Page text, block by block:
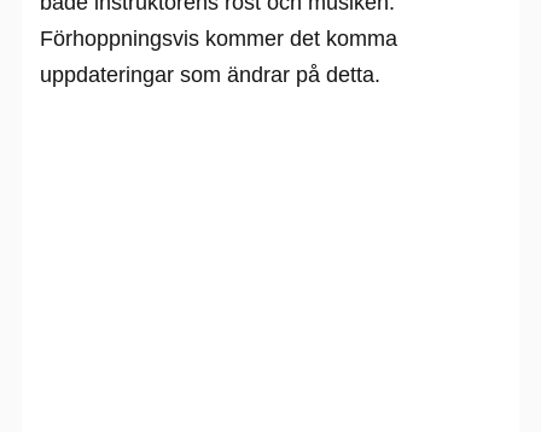
Förhoppningsvis kommer det komma
uppdateringar som ändrar på detta.